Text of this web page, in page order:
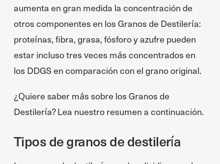
aumenta en gran medida la concentración de
otros componentes en los Granos de Destilería:
proteínas, fibra, grasa, fósforo y azufre pueden
estar incluso tres veces más concentrados en
los DDGS en comparación con el grano original.
¿Quiere saber más sobre los Granos de
Destilería? Lea nuestro resumen a continuación.
Tipos de granos de destilería